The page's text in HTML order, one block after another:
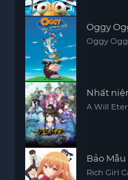
Oggy
Oggy
Nhất
A Will
Bảo
Rich Girl